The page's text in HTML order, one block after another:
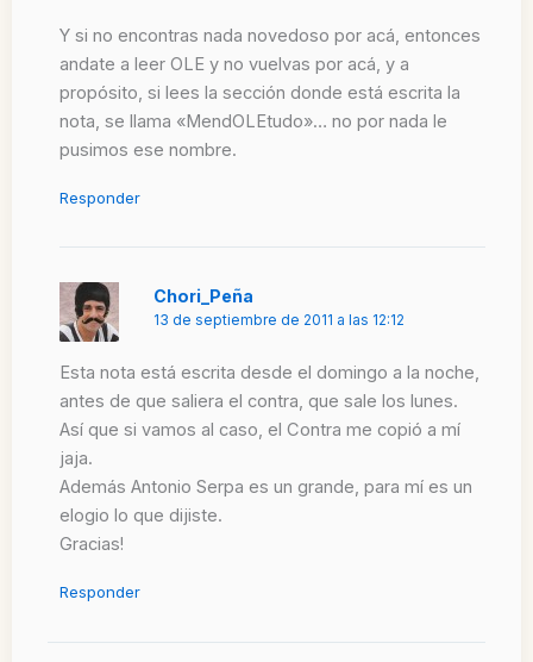
Y si no encontras nada novedoso por acá, entonces
andate a leer OLE y no vuelvas por acá, y a
propósito, si lees la sección donde está escrita la
nota, se llama «MendOLEtudo»… no por nada le
pusimos ese nombre.
Responder
Chori_Peña
13 de septiembre de 2011 a las 12:12
Esta nota está escrita desde el domingo a la noche,
antes de que saliera el contra, que sale los lunes.
Así que si vamos al caso, el Contra me copió a mí
jaja.
Además Antonio Serpa es un grande, para mí es un
elogio lo que dijiste.
Gracias!
Responder